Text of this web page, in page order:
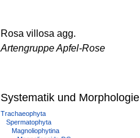
Rosa villosa agg.
Artengruppe Apfel-Rose
Systematik und Morphologie
Trachaeophyta
Spermatophyta
Magnoliophytina